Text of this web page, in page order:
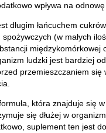
wpływa na
długim łańcuchem
(w małych
ludzki jest bardziej
przemieszczaniem się
która znajduje się
się dłużej w
suplement ten jest